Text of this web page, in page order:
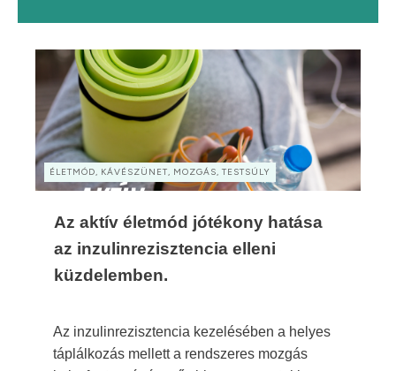
ÉLETMÓD, KÁVÉSZÜNET, MOZGÁS, TESTSÚLY
Az aktív életmód jótékony hatása
az inzulinrezisztencia elleni
küzdelemben.
Az inzulinrezisztencia kezelésében a helyes
táplálkozás mellett a rendszeres mozgás